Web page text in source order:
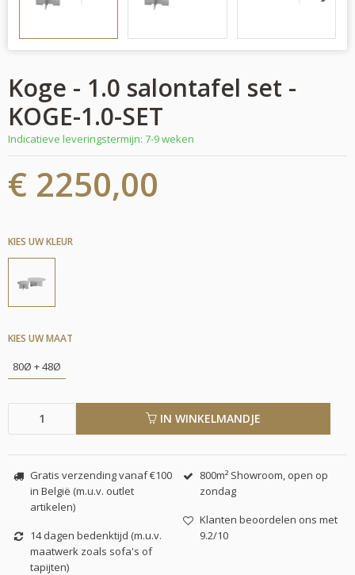
Koge - 1.0 salontafel set -
KOGE-1.0-SET
Indicatieve leveringstermijn: 7-9 weken
€ 2250,00
KIES UW KLEUR
KIES UW MAAT
80Ø + 48Ø
IN WINKELMANDJE
Gratis verzending vanaf €100
in België (m.u.v. outlet
artikelen)
14 dagen bedenktijd (m.u.v.
maatwerk zoals sofa's of
tapijten)
800m² Showroom, open op
zondag
Klanten beoordelen ons met
9.2/10